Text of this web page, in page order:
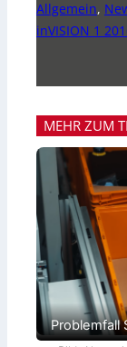
Allgemein,
inVISION 1
MEHR ZUM
Problemfall